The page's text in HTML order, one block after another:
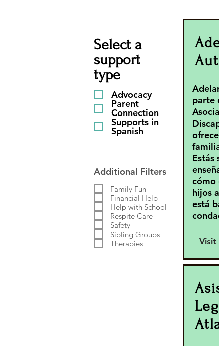
Select a
support
type
Advocacy
Parent
Connection
Supports in
Spanish
Additional Filters
Family Fun
Financial Help
Help with School
Respite Care
Safety
Sibling Groups
Therapies
A
parte
Estás
cómo
hijos
está
Visit